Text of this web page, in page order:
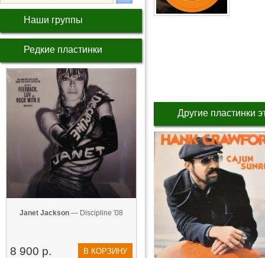
Наши группы
Редкие пластинки
Janet Jackson — Discipline '08
8 900 р. В КОРЗИНУ
Другие пластинки